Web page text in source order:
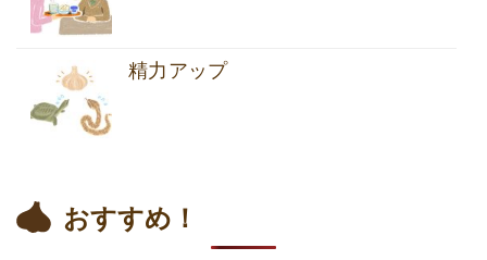
精力アップ
おすすめ！